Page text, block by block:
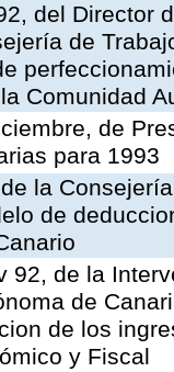
del Director
de
Comunidad
de
para 1993
la
de
92, de la
de
de los
y Fiscal